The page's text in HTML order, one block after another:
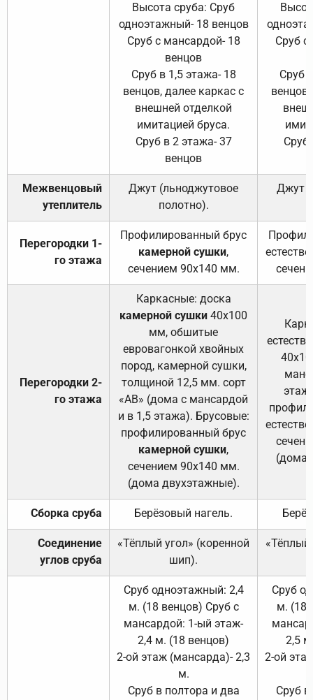
Высота сруба: Сруб
одноэтажный- 18 венцов
Сруб с мансардой- 18
венцов
Сруб в 1,5 этажа- 18
венцов, далее каркас с
внешней отделкой
имитацией бруса.
Сруб в 2 этажа- 37
венцов
Сруб с
Сруб
Сруб
Межвенцовый
утеплитель
Джут (льноджутовое
полотно).
Джут
Перегородки 1-
го этажа
Профилированный брус
камерной сушки,
сечением 90х140 мм.
Перегородки 2-
го этажа
Каркасные: доска
камерной сушки 40х100
мм, обшитые
евровагонкой хвойных
пород, камерной сушки,
толщиной 12,5 мм. сорт
«АВ» (дома с мансардой
и в 1,5 этажа). Брусовые:
профилированный брус
камерной сушки,
сечением 90х140 мм.
(дома двухэтажные).
(дома
Сборка сруба Берёзовый нагель.
Соединение
углов сруба
«Тёплый угол» (коренной
шип).
«Тёплый
Сруб одноэтажный: 2,4
м. (18 венцов) Сруб с
мансардой: 1-ый этаж-
2,4 м. (18 венцов)
2-ой этаж (мансарда)- 2,3
м.
Сруб в полтора и два
Сруб
м. (18
2,5
2-ой
Сруб